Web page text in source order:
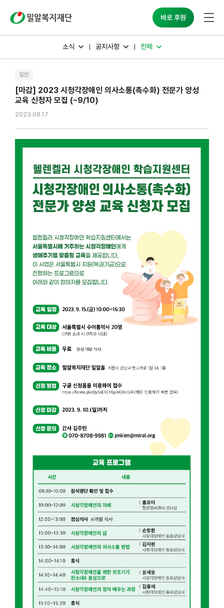
바로 후원
소식 공지사항 전체
일반
[마감] 2023 시청각장애인 의사소통(촉수화) 전문가 양성
교육 신청자 모집 (~9/10)
2023.08.17